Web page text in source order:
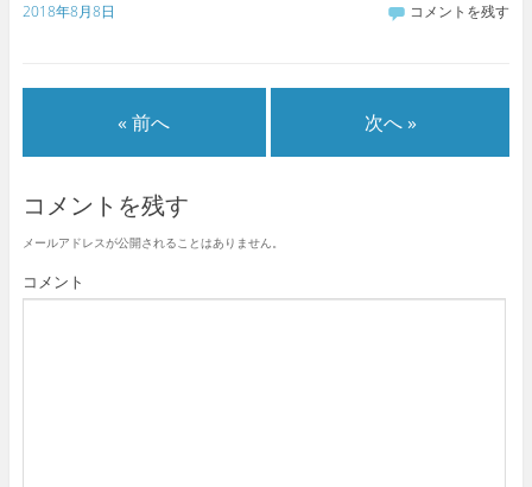
2018年8月8日 コメントを残す
« 前へ 次へ »
コメントを残す
メールアドレスが公開されることはありません。
コメント